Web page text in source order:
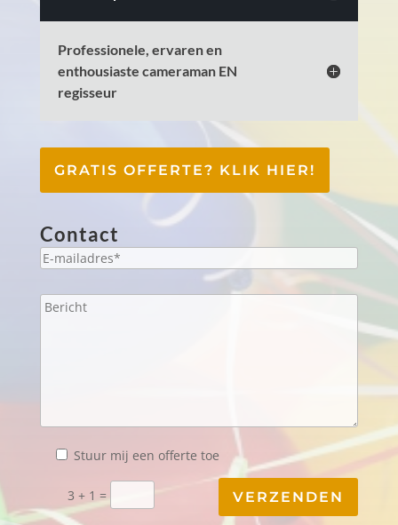
Professionele, ervaren en
enthousiaste cameraman EN
regisseur
GRATIS OFFERTE? KLIK HIER!
Contact
Stuur mij een offerte toe
3 + 1 =